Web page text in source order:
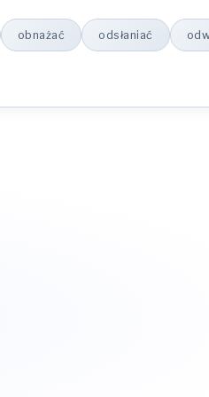
obnażać odsłaniać